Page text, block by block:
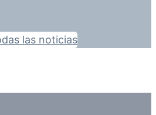
las noticias